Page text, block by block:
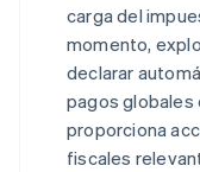
carga del
momento,
declarar
pagos globales
proporciona
fiscales